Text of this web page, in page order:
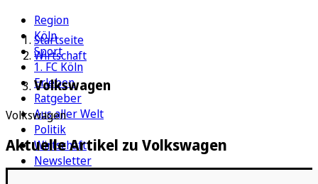
Region
Köln
Sport
1. FC Köln
Erleben
Ratgeber
Aus aller Welt
Politik
Wirtschaft
Newsletter
Startseite
Wirtschaft
Volkswagen
Volkswagen
Aktuelle Artikel zu Volkswagen